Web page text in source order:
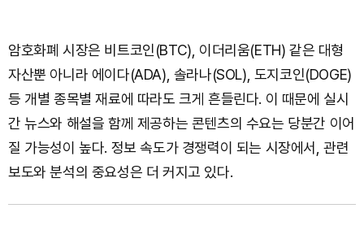
암호화폐 시장은 비트코인(BTC), 이더리움(ETH) 같은 대형
자산뿐 아니라 에이다(ADA), 솔라나(SOL), 도지코인(DOGE)
등 개별 종목별 재료에 따라도 크게 흔들린다. 이 때문에 실시
간 뉴스와 해설을 함께 제공하는 콘텐츠의 수요는 당분간 이어
질 가능성이 높다. 정보 속도가 경쟁력이 되는 시장에서, 관련
보도와 분석의 중요성은 더 커지고 있다.